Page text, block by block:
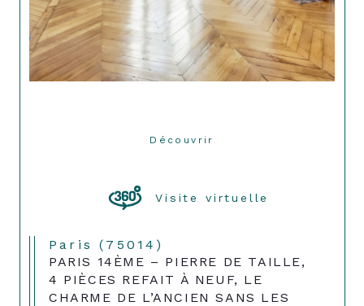
Découvrir
Visite virtuelle
Paris (75014)
PARIS 14ÈME – PIERRE DE TAILLE,
4 PIÈCES REFAIT À NEUF, LE
CHARME DE L’ANCIEN SANS LES